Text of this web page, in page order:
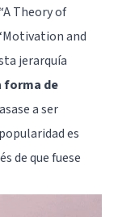
Theory of
and
jerarquía
forma de
a ser
es
de que fuese